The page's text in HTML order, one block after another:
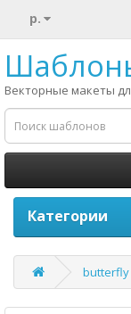
р.
Векторные макеты
Категории
butterfly